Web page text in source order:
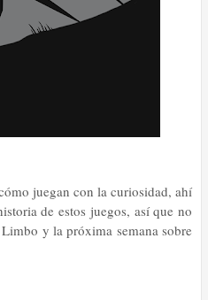
juegan con la curiosidad, ahí
de estos juegos, así que no
y la próxima semana sobre